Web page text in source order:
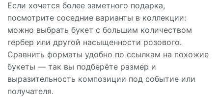
Если хочется более заметного подарка,
посмотрите соседние варианты в коллекции:
можно выбрать букет с большим количеством
гербер или другой насыщенности розового.
Сравнить форматы удобно по ссылкам на похожие
букеты — так вы подберёте размер и
выразительность композиции под событие или
получателя.